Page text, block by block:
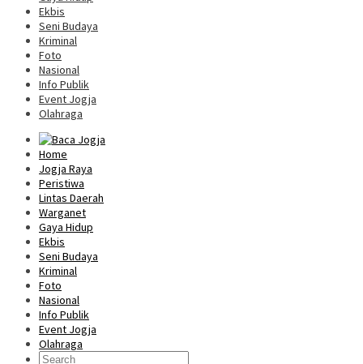
Ekbis
Seni Budaya
Kriminal
Foto
Nasional
Info Publik
Event Jogja
Olahraga
Home
Jogja Raya
Peristiwa
Lintas Daerah
Warganet
Gaya Hidup
Ekbis
Seni Budaya
Kriminal
Foto
Nasional
Info Publik
Event Jogja
Olahraga